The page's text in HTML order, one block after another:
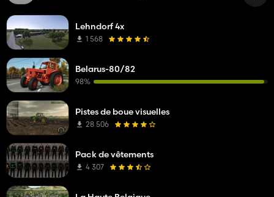
Lehndorf 4x
1 568
Belarus-80/82
98%
Pistes de boue visuelles
28 506
Pack de vêtements
4 307